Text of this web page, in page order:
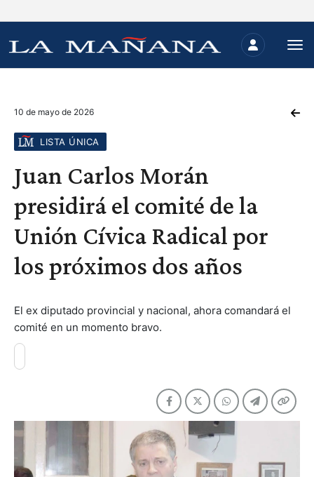
10 de mayo de 2026
LISTA ÚNICA
Juan Carlos Morán
presidirá el comité de la
Unión Cívica Radical por
los próximos dos años
El ex diputado provincial y nacional, ahora comandará el
comité en un momento bravo.